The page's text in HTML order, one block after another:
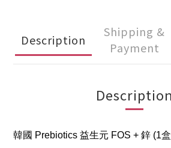
Description
Shipping &
Payment
Description
韓國 Prebiotics 益生元 FOS + 鋅 (1